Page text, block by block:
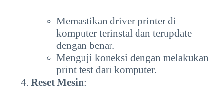
Memastikan driver printer di
komputer terinstal dan terupdate
dengan benar.
Menguji koneksi dengan melakukan
print test dari komputer.
Reset Mesin: